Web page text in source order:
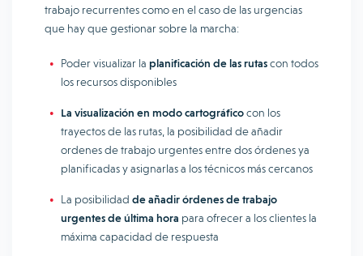
trabajo recurrentes como en el caso de las urgencias
que hay que gestionar sobre la marcha:
Poder visualizar la planificación de las rutascon todos
los recursos disponibles
La visualización en modo cartográficocon los
trayectos de las rutas, la posibilidad de añadir
ordenes de trabajo urgentes entre dos órdenes ya
planificadas y asignarlas a los técnicos más cercanos
La posibilidad de añadir órdenes de trabajo
urgentes de última hora para ofrecer a los clientes la
máxima capacidad de respuesta